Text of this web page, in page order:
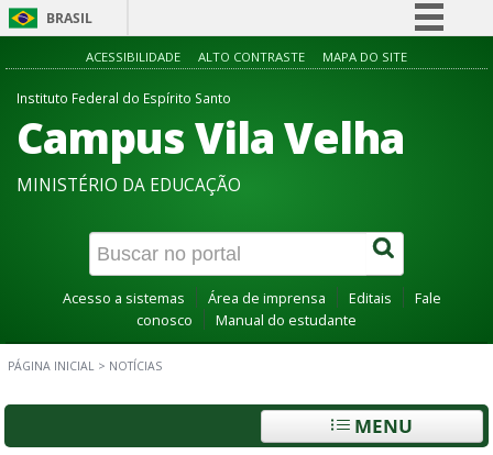
BRASIL
Simplifique!
Participe
Acesso à informação
Canais
ACESSIBILIDADE ALTO CONTRASTE MAPA DO SITE
Instituto Federal do Espírito Santo
Campus Vila Velha
MINISTÉRIO DA EDUCAÇÃO
Acesso a sistemas Área de imprensa Editais
Fale
conosco
Manual do estudante
PÁGINA INICIAL > NOTÍCIAS
MENU